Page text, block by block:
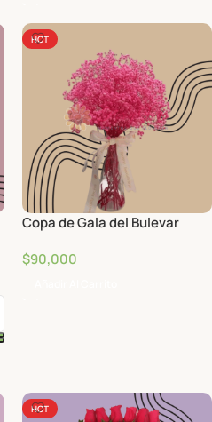
HOT
Copa de Gala del Bulevar
$90,000
HOT